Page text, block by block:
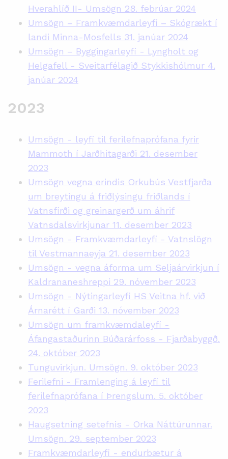
Hverahlíð II- Umsögn 28. febrúar 2024
Umsögn – Framkvæmdarleyfi – Skógrækt í
landi Minna-Mosfells 31. janúar 2024
Umsögn – Byggingarleyfi - Lyngholt og
Helgafell - Sveitarfélagið Stykkishólmur 4.
janúar 2024
2023
Umsögn - leyfi til ferilefnaprófana fyrir
Mammoth í Jarðhitagarði 21. desember
2023
Umsögn vegna erindis Orkubús Vestfjarða
um breytingu á friðlýsingu friðlands í
Vatnsfirði og greinargerð um áhrif
Vatnsdalsvirkjunar 11. desember 2023
Umsögn - Framkvæmdarleyfi - Vatnslögn
til Vestmannaeyja 21. desember 2023
Umsögn - vegna áforma um Seljaárvirkjun í
Kaldrananeshreppi 29. nóvember 2023
Umsögn - Nýtingarleyfi HS Veitna hf. við
Árnarétt í Garði 13. nóvember 2023
Umsögn um framkvæmdaleyfi -
Áfangastaðurinn Búðarárfoss - Fjarðabyggð.
24. október 2023
Tunguvirkjun. Umsögn. 9. október 2023
Ferilefni - Framlenging á leyfi til
ferilefnaprófana í Þrengslum. 5. október
2023
Haugsetning setefnis - Orka Náttúrunnar.
Umsögn. 29. september 2023
Framkvæmdarleyfi - endurbætur á